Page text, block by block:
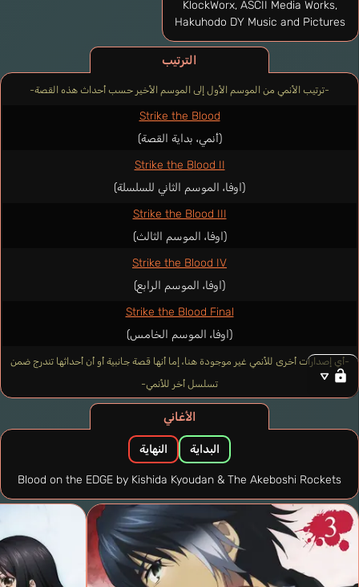
KlockWorx, ASCII Media Works,
Hakuhodo DY Music and Pictures
الترتيب
-ترتيب الأنمي من الموسم الأول إلى الموسم الأخير حسب أحداث هذه القصة-
Strike the Blood
(أنمي، بداية القصة)
Strike the Blood II
(اوفا، الموسم الثاني للسلسلة)
Strike the Blood III
(اوفا، الموسم الثالث)
Strike the Blood IV
(اوفا، الموسم الرابع)
Strike the Blood Final
(اوفا، الموسم الخامس)
-أي إصدارات أخرى للأنمي غير موجودة هنا، إما أنها قصة جانبية أو أن أحداثها تندرج ضمن
تسلسل أخر للأنمي-
الأغاني
البداية النهاية
Blood on the EDGE by Kishida Kyoudan & The Akeboshi Rockets